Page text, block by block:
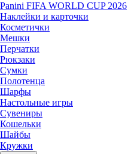
Panini FIFA WORLD CUP 2026
Наклейки и карточки
Косметички
Мешки
Перчатки
Рюкзаки
Сумки
Полотенца
Шарфы
Настольные игры
Сувениры
Кошельки
Шайбы
Кружки